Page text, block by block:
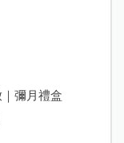
｜彌月禮盒